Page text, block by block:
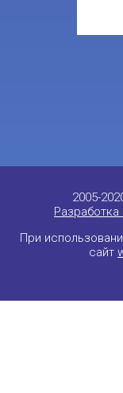
2005-
Разработка
При
сайт